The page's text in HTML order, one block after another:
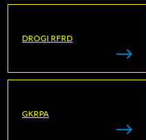
DROGI RFRD
GKRPA